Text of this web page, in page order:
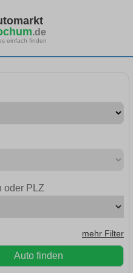
.de
einfach finden
oder PLZ
mehr Filter
Auto finden